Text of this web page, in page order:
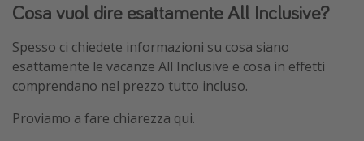
Cosa vuol dire esattamente All Inclusive?
Spesso ci chiedete informazioni su cosa siano
esattamente le vacanze All Inclusive e cosa in effetti
comprendano nel prezzo tutto incluso.
Proviamo a fare chiarezza qui.